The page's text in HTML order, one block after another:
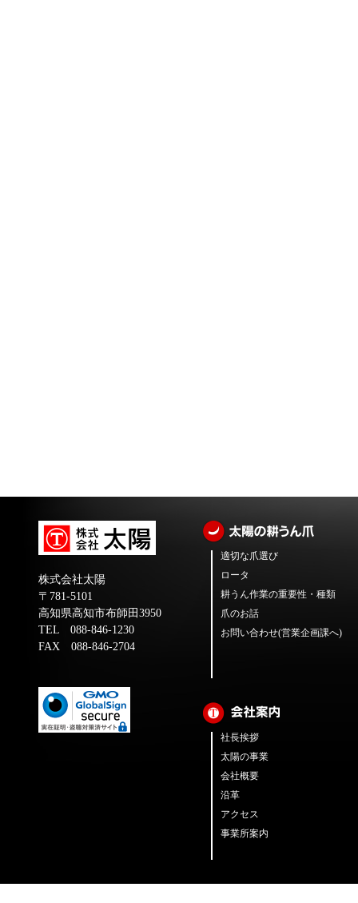
株式会社太陽
〒781-5101
高知県高知市布師田3950
TEL 088-846-1230
FAX 088-846-2704
適切な爪選び
ロータ
耕うん作業の重要性・種類
爪のお話
お問い合わせ(営業企画課へ)
社長挨拶
太陽の事業
会社概要
沿革
アクセス
事業所案内